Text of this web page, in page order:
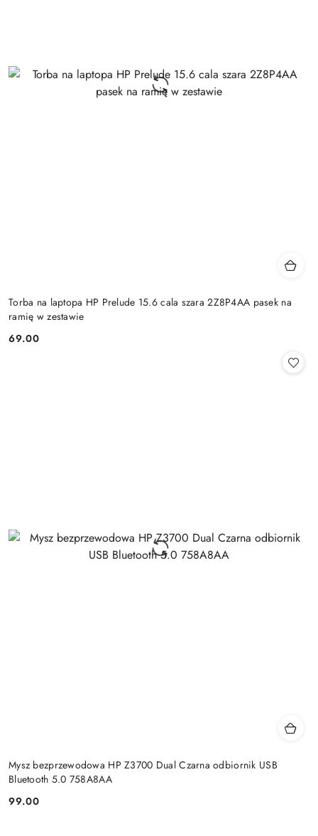
Torba na laptopa HP Prelude 15.6 cala szara 2Z8P4AA pasek na
ramię w zestawie
Cena:
69.00
Mysz bezprzewodowa HP Z3700 Dual Czarna odbiornik USB
Bluetooth 5.0 758A8AA
Cena:
99.00